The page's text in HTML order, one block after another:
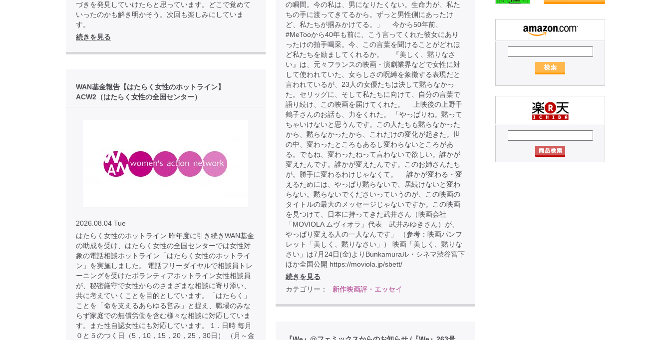
づきを発見していけたらと思っています。どこで覚めて
いったのかも解き明かそう。次回も楽しみにしていま
す。
続きを見る
の瞬間。今の私は、男になりたくない。生命力が、私た
ちの手に渡ってきてるから。ずっと男性側にあったけ
ど、私たちが掴みかけてる。」 今から50年前、
#MeTooから40年も前に、こう言ってくれた彼女にあり
ったけの拍手喝采。今、この言葉を聞けることがどれほ
ど私たちを励ましてくれるか。 『美しく、黙りなさ
い』は、元々フランスの映画・演劇業界などで女性に対
して使われていた、女らしさの呪縛を象徴する表現だと
言われているが、23人の女優たちは決して黙らなかっ
た。セリッグに、そして私たちに向けて、自分の言葉で
語り続け、この映画を届けてくれた。 上映後の上野千
鶴子さんのお話も、力をくれた。 「やっぱりね。黙って
ちゃいけないと思うんです。この人たちも黙らなかった
から、黙らなかったから、これだけの変化が起きた。世
の中、変わったところもあるし変わらないところがあ
る。でもね、変わったねって言わないで欲しい。誰かが
変えたんです。誰かが変えたんです。このお姉さんたち
が。勝手に変わるわけじゃなくて。 誰かが変わる・変
えるためには、やっぱり黙らないで、居続けないと変わ
らない。黙らないでくださいっていうのが、この映画の
タイトルの最大のメッセージじゃないですか。この映画
を見つけて、日本に持ってきた武井さん（映画会社
「MOVIOLA ムヴィオラ」代表 武井みゆきさん）が、
やっぱり変える人の一人なんです」 （参考：映画パンフ
レット「美しく、黙りなさい」） 映画「美しく、黙りな
さい」は7月24日(金)よりBunkamuraル・シネマ渋谷宮下
ほか全国公開 https://moviola.jp/sbett/
続きを見る
カテゴリー：
新作映画評・エッセイ
WAN基金報告【はたらく女性のホットライン】
ACW2（はたらく女性の全国センター）
2026.08.04 Tue
はたらく女性のホットライン 昨年度に引き続きWAN基金
の助成を受け、はたらく女性の全国センターでは女性対
象の電話相談ホットライン「はたらく女性のホットライ
ン」を実施しました。 電話フリーダイヤルで相談員トレ
ーニングを受けたボランティアホットライン女性相談員
が、秘密厳守で女性からのさまざまな相談に寄り添い、
共に考えていくことを目的としています。「はたらく」
ことを「命を支えるあらゆる営み」と捉え、職場のみな
らず家庭での無償労働を含む様々な相談に対応していま
す。また性自認女性にも対応しています。 1．日時 毎月
０と５のつく日（5，10，15，20，25，30日） （月～金